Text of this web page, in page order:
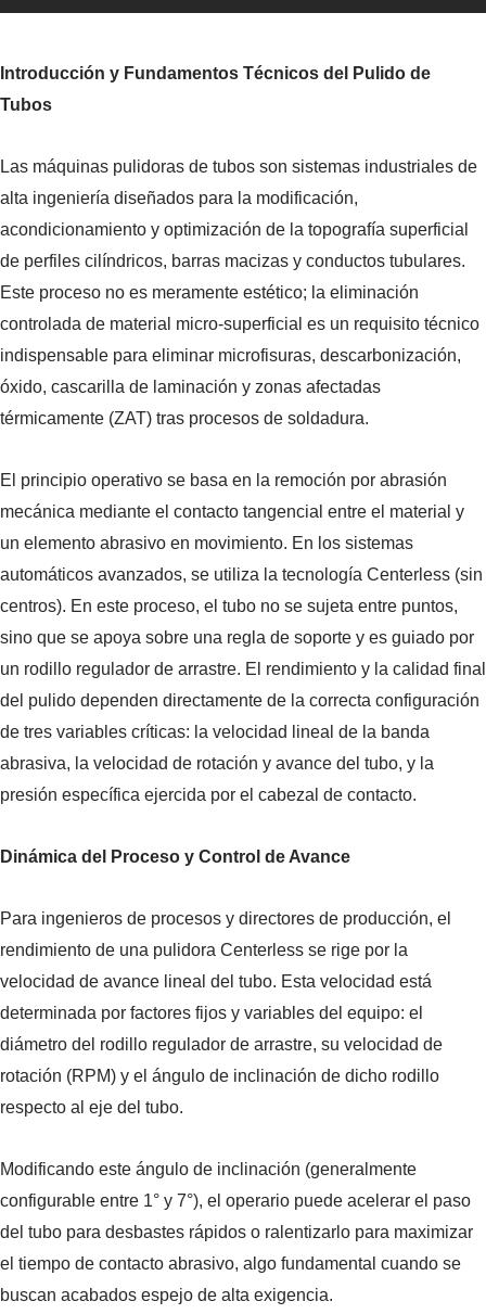
Inoxidable
Introducción y Fundamentos Técnicos del Pulido de
Tubos
Las máquinas pulidoras de tubos son sistemas industriales de
alta ingeniería diseñados para la modificación,
acondicionamiento y optimización de la topografía superficial
de perfiles cilíndricos, barras macizas y conductos tubulares.
Este proceso no es meramente estético; la eliminación
controlada de material micro-superficial es un requisito técnico
indispensable para eliminar microfisuras, descarbonización,
óxido, cascarilla de laminación y zonas afectadas
térmicamente (ZAT) tras procesos de soldadura.
El principio operativo se basa en la remoción por abrasión
mecánica mediante el contacto tangencial entre el material y
un elemento abrasivo en movimiento. En los sistemas
automáticos avanzados, se utiliza la tecnología Centerless (sin
centros). En este proceso, el tubo no se sujeta entre puntos,
sino que se apoya sobre una regla de soporte y es guiado por
un rodillo regulador de arrastre. El rendimiento y la calidad final
del pulido dependen directamente de la correcta configuración
de tres variables críticas: la velocidad lineal de la banda
abrasiva, la velocidad de rotación y avance del tubo, y la
presión específica ejercida por el cabezal de contacto.
Dinámica del Proceso y Control de Avance
Para ingenieros de procesos y directores de producción, el
rendimiento de una pulidora Centerless se rige por la
velocidad de avance lineal del tubo. Esta velocidad está
determinada por factores fijos y variables del equipo: el
diámetro del rodillo regulador de arrastre, su velocidad de
rotación (RPM) y el ángulo de inclinación de dicho rodillo
respecto al eje del tubo.
Modificando este ángulo de inclinación (generalmente
configurable entre 1° y 7°), el operario puede acelerar el paso
del tubo para desbastes rápidos o ralentizarlo para maximizar
el tiempo de contacto abrasivo, algo fundamental cuando se
buscan acabados espejo de alta exigencia.